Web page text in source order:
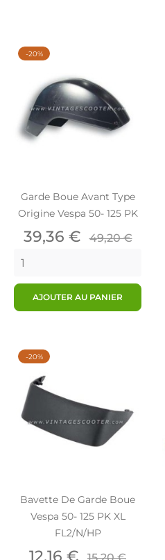
Garde Boue Avant Type
Origine Vespa 50- 125 PK
Prix
39,36 € Prix
49,20 €
AJOUTER AU PANIER
-20%
Bavette De Garde Boue
Vespa 50- 125 PK XL
FL2/N/HP
Prix
12,16 € Prix
-20%